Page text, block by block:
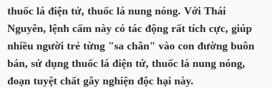
thuốc lá điện tử, thuốc lá nung nóng. Với Thái
Nguyên, lệnh cấm này có tác động rất tích cực, giúp
nhiều người trẻ từng "sa chân" vào con đường buôn
bán, sử dụng thuốc lá điện tử, thuốc lá nung nóng,
đoạn tuyệt chất gây nghiện độc hại này.